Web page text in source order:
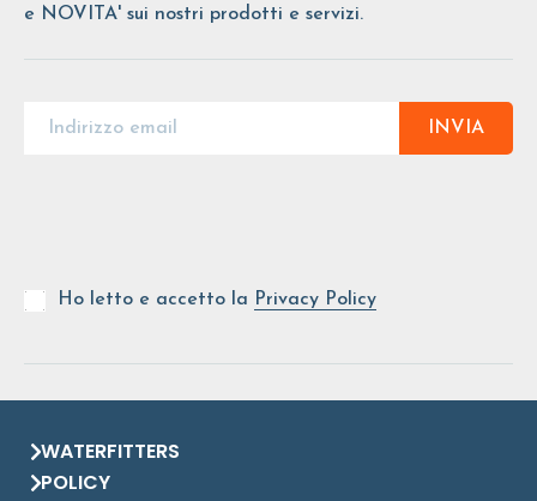
e NOVITA' sui nostri prodotti e servizi.
INVIA
Ho letto e accetto la Privacy Policy
WATERFITTERS
POLICY